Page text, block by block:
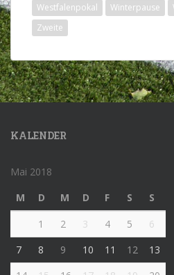
Westfalenpokal
Winterpause
Zweite
KALENDER
Mai 2018
M
D M D F S
S
1
2 3 4 5
6
7
8 9 10 11 12
13